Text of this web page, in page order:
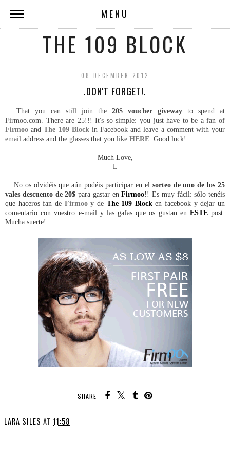
MENU
THE 109 BLOCK
08 DECEMBER 2012
.DON'T FORGET!.
... That you can still join the 20$ voucher giveway to spend at
Firmoo.com. There are 25!!! It's so simple: you just have to be a fan of
Firmoo andThe 109 Block in Facebook and leave a comment with your
email address and the glasses that you like HERE . Good luck!
Much Love,
L
... No os olvidéis que aún podéis participar en el sorteo de uno de los 25
vales descuento de 20$ para gastar enFirmoo!! Es muy fácil: sólo tenéis
que haceros fan de Firmooy de The 109 Blocken facebook y dejar un
comentario con vuestro e-mail y las gafas que os gustan en ESTEpost.
Mucha suerte!
SHARE:
LARA SILES AT 11:58